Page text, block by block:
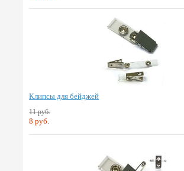
Клипсы для бейджей
11 руб.
8 руб.